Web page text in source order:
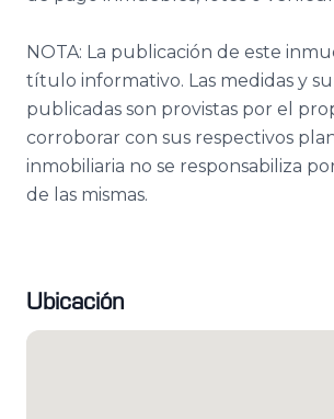
NOTA: La publicación de este
título informativo. Las medidas y
publicadas son provistas por el
corroborar con sus respectivos
inmobiliaria no se responsabiliza
de las mismas.
Ubicación